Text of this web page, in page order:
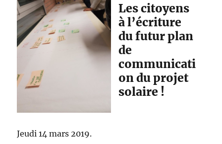
Les citoyens
à l’écriture
du futur plan
de
communicati
on du projet
solaire !
Jeudi 14 mars 2019.